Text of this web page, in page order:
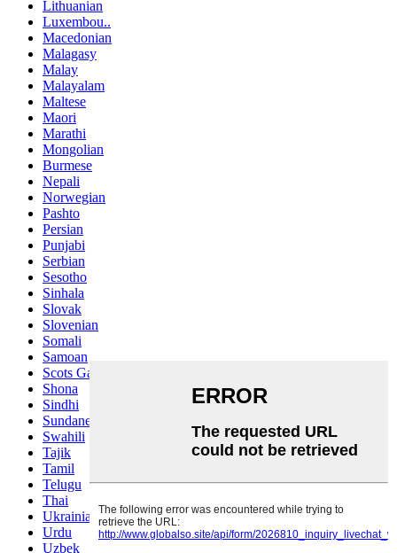
Lithuanian
Luxembou..
Macedonian
Malagasy
Malay
Malayalam
Maltese
Maori
Marathi
Mongolian
Burmese
Nepali
Norwegian
Pashto
Persian
Punjabi
Serbian
Sesotho
Sinhala
Slovak
Slovenian
Somali
Samoan
Scots Gaelic
Shona
Sindhi
Sundanese
Swahili
Tajik
Tamil
Telugu
Thai
Ukrainian
Urdu
Uzbek